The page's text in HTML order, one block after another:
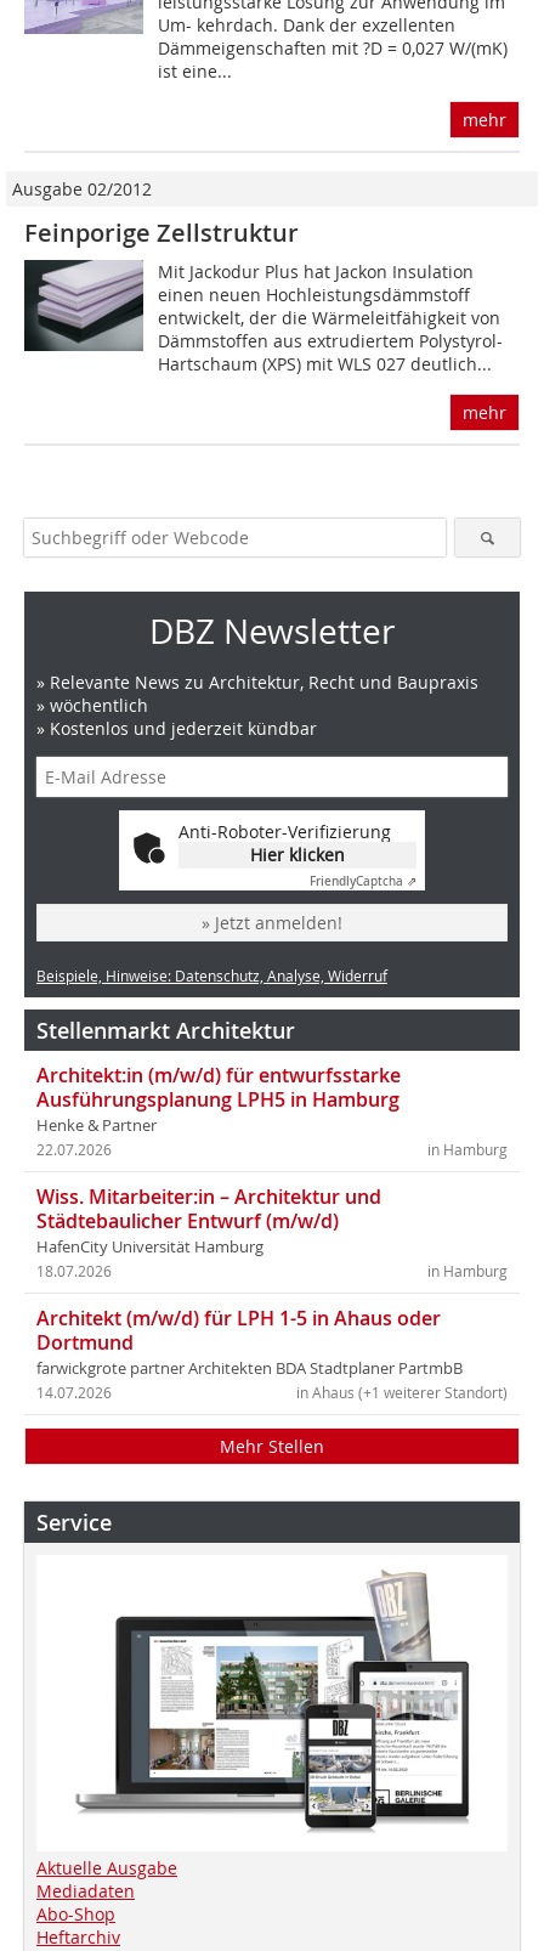
Um- kehrdach. Dank der exzellenten
Dämmeigenschaften mit ?D = 0,027 W/(mK)
ist eine...
mehr
Ausgabe 02/2012
Feinporige Zellstruktur
Mit Jackodur Plus hat Jackon Insulation
einen neuen Hochleistungsdämmstoff
entwickelt, der die Wärmeleitfähigkeit von
Dämmstoffen aus extrudiertem Polystyrol-
Hartschaum (XPS) mit WLS 027 deutlich...
mehr
DBZ Newsletter
» Relevante News zu Architektur, Recht und Baupraxis
» wöchentlich
» Kostenlos und jederzeit kündbar
Anti-Roboter-Verifizierung
Hier klicken
FriendlyCaptcha ⇗
» Jetzt anmelden!
Beispiele, Hinweise: Datenschutz, Analyse, Widerruf
Stellenmarkt Architektur
Architekt:in (m/w/d) für entwurfsstarke
Ausführungsplanung LPH5 in Hamburg
Henke & Partner
in Hamburg
22.07.2026
Wiss. Mitarbeiter:in – Architektur und
Städtebaulicher Entwurf (m/w/d)
HafenCity Universität Hamburg
in Hamburg
18.07.2026
Architekt (m/w/d) für LPH 1-5 in Ahaus oder
Dortmund
farwickgrote partner Architekten BDA Stadtplaner PartmbB
in Ahaus (+1 weiterer Standort)
14.07.2026
Mehr Stellen
Service
Aktuelle Ausgabe
Mediadaten
Abo-Shop
Heftarchiv